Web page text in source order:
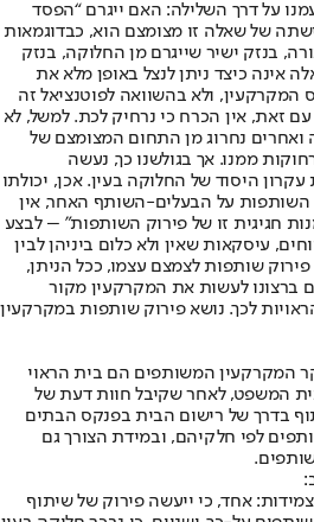
על דרך השלילה: האם ייגרם “הפסד
של שאלה זו מצומצם הוא, כבדוגמאות
בנזק ישיר שייגרם מן החלוקה, בנזק
אינה כיצד ניתן לנצל באופן מלא את
המקרקעין, ולא בהשוואה לפוטנציאל זה
זאת, אין הכרח כי נרחיק לכת. למשל, לא
ואחרים נחרוג מן התחום המצומצם של
ממנו. אך בגולשנו כך, נעשה
היסוד של החלוקה בעין. אכן, יכולתו
על הבעלים-השותף האחר, אין
חגיגית זו של פירוק השותפות” – לבצע
עיסקאות שאין ולא כלום ביניהן לבין
שותפות לצמצם עצמו, ככל הניתן,
ברצונו לעשות את המקרקעין מקור
לכך. נושא פירוק שותפות במקרקעין
עיקר המקרקעין המשותפים הם בית הראוי
המשפט, לאחר שקיבל חוות דעת של
בדרך של רישום הבית בפנקס הבתים
לפי חלקיהם, ובמידת הצורך גם
אחד, כי ייעשה פירוק של שיתוף